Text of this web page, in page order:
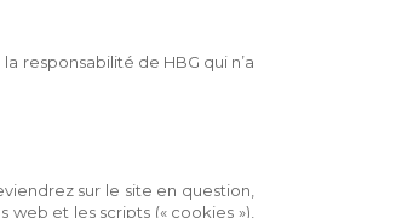
responsabilité de HBG qui n’a
sur le site en question,
et les scripts (« cookies »),